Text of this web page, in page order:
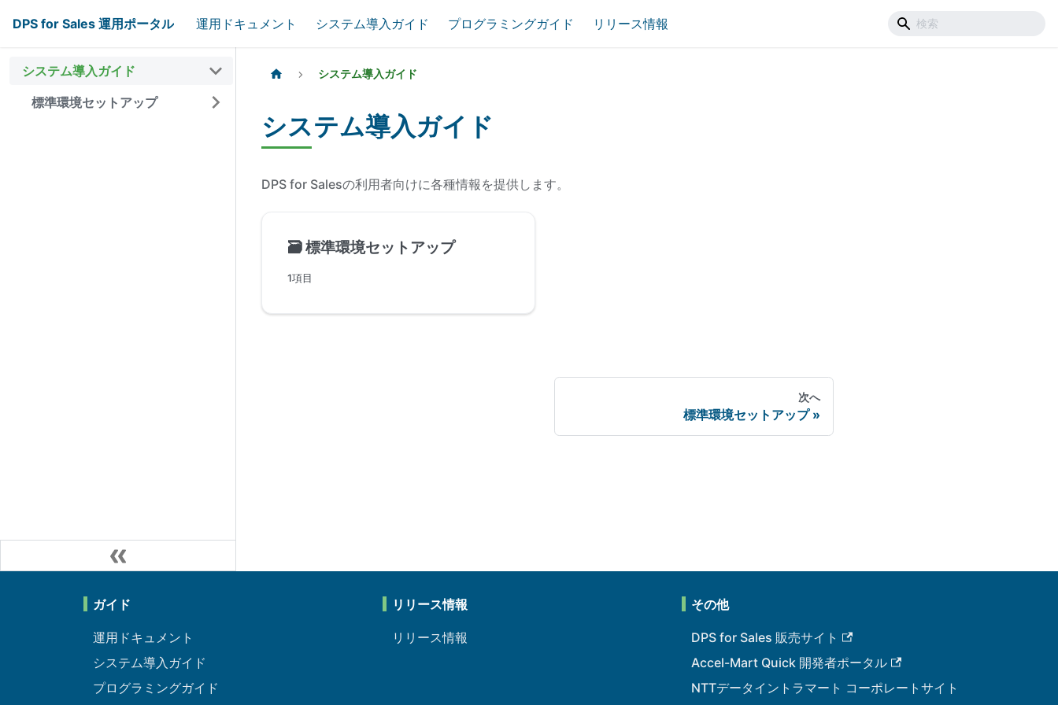
DPS for Sales 運用ポータル 運用ドキュメント システム導入ガイド プログラミングガイド リリース情報
システム導入ガイド
標準環境セットアップ
システム導入ガイド
システム導入ガイド
DPS for Salesの利用者向けに各種情報を提供します。
🗃️標準環境セットアップ
1項目
次へ
標準環境セットアップ
ガイド
運用ドキュメント
システム導入ガイド
プログラミングガイド
リリース情報
リリース情報
その他
DPS for Sales 販売サイト
Accel-Mart Quick 開発者ポータル
NTTデータイントラマート コーポレートサイト